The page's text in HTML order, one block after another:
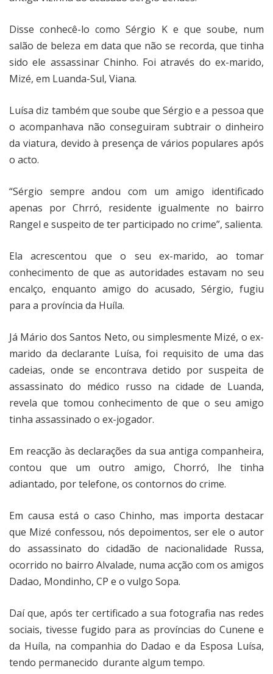
Disse conhecê-lo como Sérgio K e que soube, num
salão de beleza em data que não se recorda, que tinha
sido ele assassinar Chinho. Foi através do ex-marido,
Mizé, em Luanda-Sul, Viana.
Luísa diz também que soube que Sérgio e a pessoa que
o acompanhava não conseguiram subtrair o dinheiro
da viatura, devido à presença de vários populares após
o acto.
“Sérgio sempre andou com um amigo identificado
apenas por Chrró, residente igualmente no bairro
Rangel e suspeito de ter participado no crime”, salienta.
Ela acrescentou que o seu ex-marido, ao tomar
conhecimento de que as autoridades estavam no seu
encalço, enquanto amigo do acusado, Sérgio, fugiu
para a província da Huíla.
Já Mário dos Santos Neto, ou simplesmente Mizé, o ex-
marido da declarante Luísa, foi requisito de uma das
cadeias, onde se encontrava detido por suspeita de
assassinato do médico russo na cidade de Luanda,
revela que tomou conhecimento de que o seu amigo
tinha assassinado o ex-jogador.
Em reacção às declarações da sua antiga companheira,
contou que um outro amigo, Chorró, lhe tinha
adiantado, por telefone, os contornos do crime.
Em causa está o caso Chinho, mas importa destacar
que Mizé confessou, nós depoimentos, ser ele o autor
do assassinato do cidadão de nacionalidade Russa,
ocorrido no bairro Alvalade, numa acção com os amigos
Dadao, Mondinho, CP e o vulgo Sopa.
Daí que, após ter certificado a sua fotografia nas redes
sociais, tivesse fugido para as províncias do Cunene e
da Huíla, na companhia do Dadao e da Esposa Luísa,
tendo permanecido durante algum tempo.